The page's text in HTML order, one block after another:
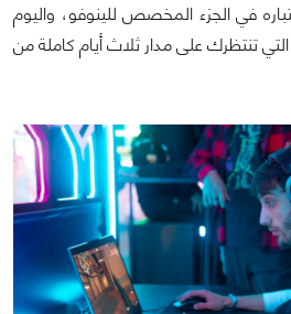
في الجزء المخصص للينوفو، واليوم
تنتظرك على مدار ثلاث أيام كاملة من